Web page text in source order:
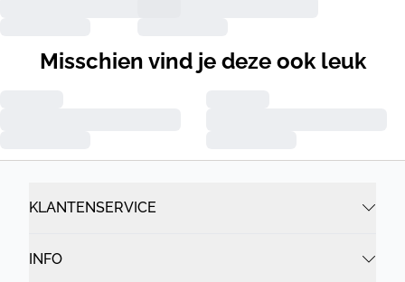
Misschien vind je deze ook leuk
KLANTENSERVICE
INFO